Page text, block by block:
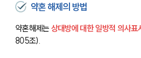
약혼 해제의 방법
약혼해제는 상대방에 대한 일방적 의사표
805조).